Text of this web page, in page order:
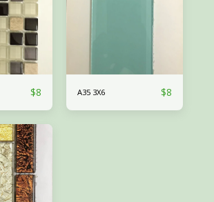
$8 A35 3X6 $8